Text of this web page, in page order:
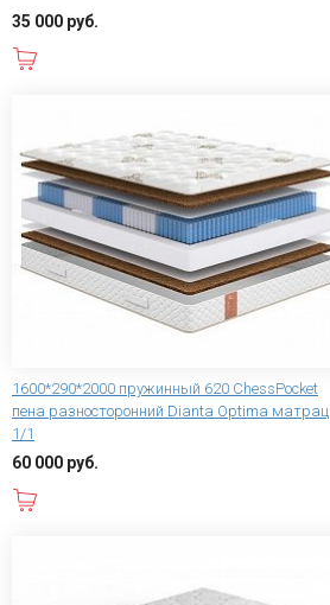
35 000 руб.
1600*290*2000 пружинный 620 ChessPocket
пена разносторонний Dianta Optima матрац
1/1
60 000 руб.